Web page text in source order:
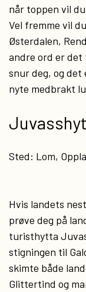
når toppen vil
Vel fremme vil
Østerdalen,
andre ord er
snur deg, og det
nyte medbrakt
Sted: Lom,
Hvis landets
prøve deg på
turisthytta
stigningen til
skimte både
Glittertind og